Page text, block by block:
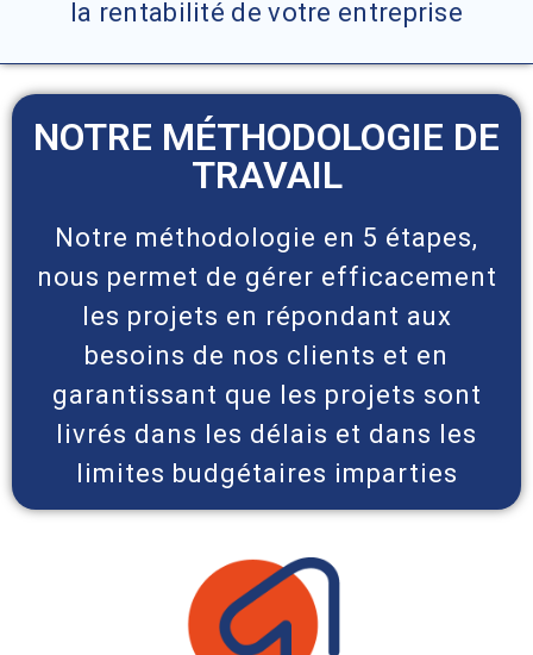
la rentabilité de votre entreprise
NOTRE MÉTHODOLOGIE DE
TRAVAIL
Notre méthodologie en 5 étapes,
nous permet de gérer efficacement
les projets en répondant aux
besoins de nos clients et en
garantissant que les projets sont
livrés dans les délais et dans les
limites budgétaires imparties